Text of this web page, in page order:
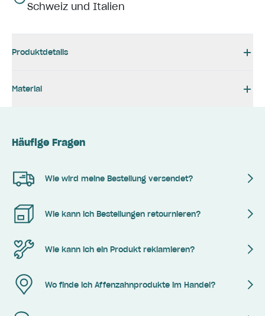
Schweiz und Italien
Produktdetails
Material
Häufige Fragen
Wie wird meine Bestellung versendet?
Wie kann ich Bestellungen retournieren?
Wie kann ich ein Produkt reklamieren?
Wo finde ich Affenzahnprodukte im Handel?